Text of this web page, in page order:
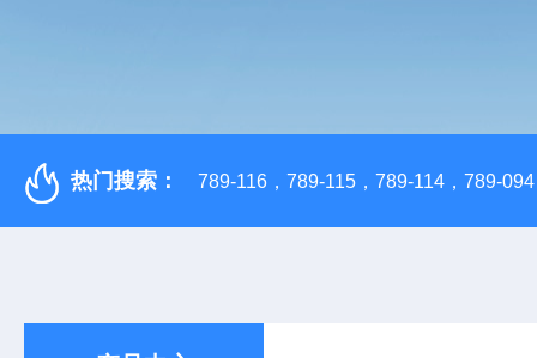
热门搜索： 789-116，789-115，789-114，789-